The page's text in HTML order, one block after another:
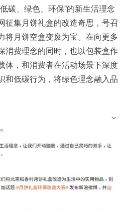
碳、绿色、环保”的新生活理念
征集月饼礼盒的改造奇思，号召
将月饼空盒变废为宝。在向更多
消费理念的同时，也以包装盒作
体，和消费者在活动场景下深度
和低碳行为，将绿色理念融入品